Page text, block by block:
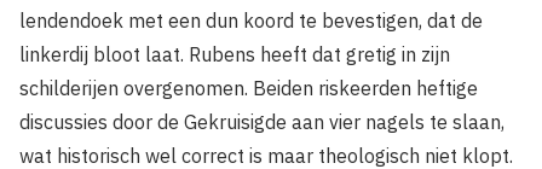
lendendoek met een dun koord te bevestigen, dat de
linkerdij bloot laat. Rubens heeft dat gretig in zijn
schilderijen overgenomen. Beiden riskeerden heftige
discussies door de Gekruisigde aan vier nagels te slaan,
wat historisch wel correct is maar theologisch niet klopt.